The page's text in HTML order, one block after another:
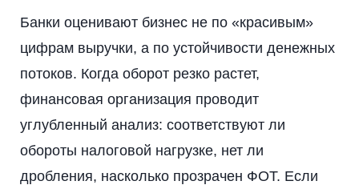
Банки оценивают бизнес не по «красивым»
цифрам выручки, а по устойчивости денежных
потоков. Когда оборот резко растет,
финансовая организация проводит
углубленный анализ: соответствуют ли
обороты налоговой нагрузке, нет ли
дробления, насколько прозрачен ФОТ. Если